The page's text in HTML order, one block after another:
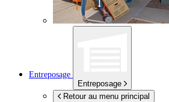
Entreposage
Entreposage
Retour au menu principal